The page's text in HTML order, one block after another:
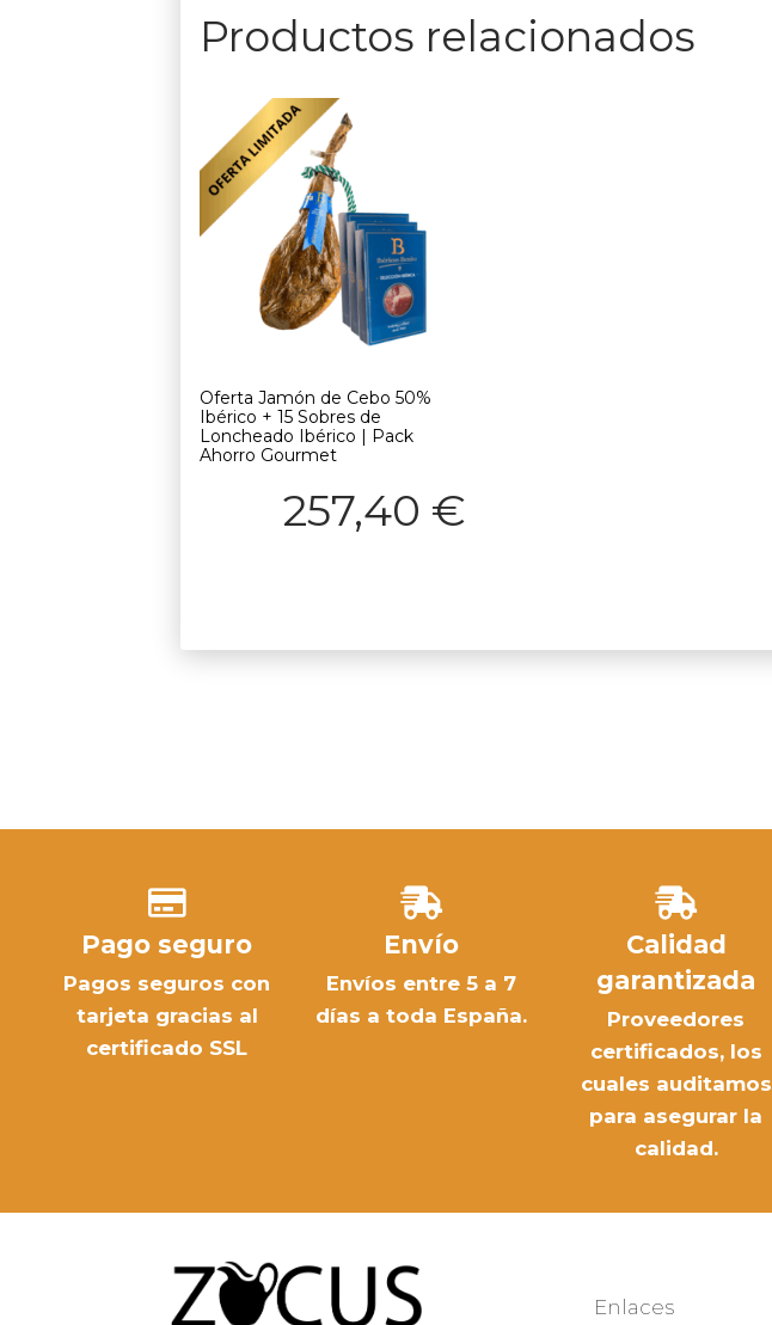
Productos relacionados
Oferta Jamón de Cebo 50%
Ibérico + 15 Sobres de
Loncheado Ibérico | Pack
Ahorro Gourmet
257,40 €
Pago seguro
Pagos seguros con
tarjeta gracias al
certificado SSL
Envío
Envíos entre 5 a 7
días a toda España.
Calidad
garantizada
Proveedores
certificados, los
cuales auditamos
para asegurar la
calidad.
Enlaces